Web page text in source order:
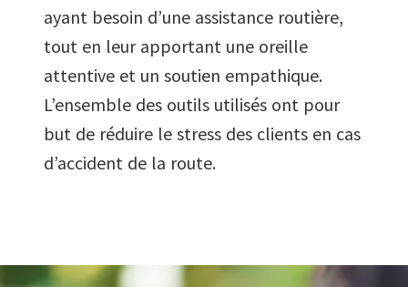
ayant besoin d’une assistance routière,
tout en leur apportant une oreille
attentive et un soutien empathique.
L’ensemble des outils utilisés ont pour
but de réduire le stress des clients en cas
d’accident de la route.